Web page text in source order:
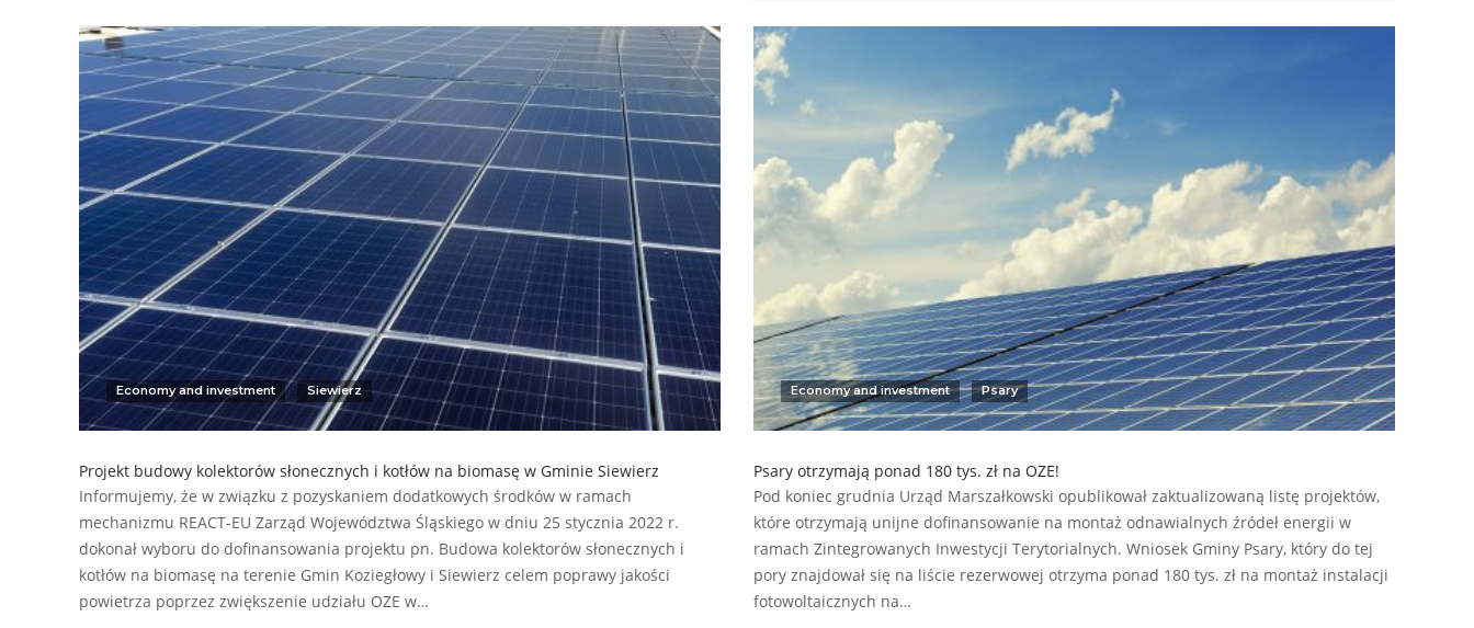
Economy and investment Siewierz
Projekt budowy kolektorów słonecznych i kotłów na biomasę w Gminie Siewierz
Informujemy, że w związku z pozyskaniem dodatkowych środków w ramach
mechanizmu REACT-EU Zarząd Województwa Śląskiego w dniu 25 stycznia 2022 r.
dokonał wyboru do dofinansowania projektu pn. Budowa kolektorów słonecznych i
kotłów na biomasę na terenie Gmin Koziegłowy i Siewierz celem poprawy jakości
powietrza poprzez zwiększenie udziału OZE w…
Economy and investment Psary
Psary otrzymają ponad 180 tys. zł na OZE!
Pod koniec grudnia Urząd Marszałkowski opublikował zaktualizowaną listę projektów,
które otrzymają unijne dofinansowanie na montaż odnawialnych źródeł energii w
ramach Zintegrowanych Inwestycji Terytorialnych. Wniosek Gminy Psary, który do tej
pory znajdował się na liście rezerwowej otrzyma ponad 180 tys. zł na montaż instalacji
fotowoltaicznych na…